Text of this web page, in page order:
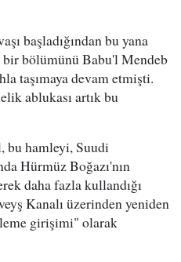
başladığından bu yana
bölümünü Babu'l Mendeb
taşımaya devam etmişti.
ablukası artık bu
bu hamleyi, Suudi
Hürmüz Boğazı'nın
daha fazla kullandığı
Kanalı üzerinden yeniden
girişimi" olarak